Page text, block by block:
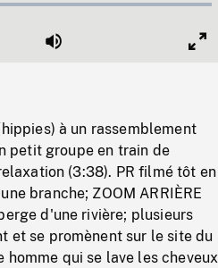
Mute
à un rassemblement
petit groupe en train de
(3:38). PR filmé tôt en
branche; ZOOM ARRIÈRE
d'une rivière; plusieurs
et se promènent sur le site du
qui se lave les cheveux